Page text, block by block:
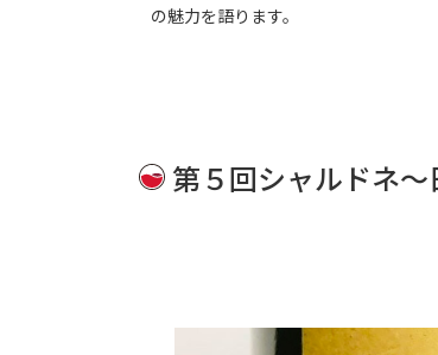
の魅力を語ります。
第５回シャルドネ～